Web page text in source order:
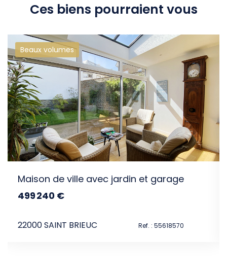
Ces biens pourraient vous
intéresser
Beaux volumes
Maison de ville avec jardin et garage
499 240 €
22000 SAINT BRIEUC Ref. : 55618570